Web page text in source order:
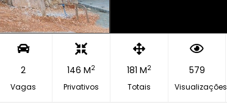
2
Vagas
146 M2
Privativos
181 M2
Totais
579
Visualizações